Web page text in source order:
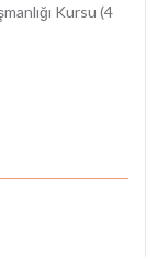
Kursu (4